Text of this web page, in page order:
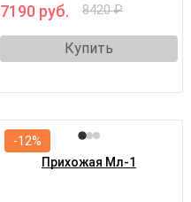
7190 руб. 8420 ₽
Купить
Прихожая Мл-1
-12%